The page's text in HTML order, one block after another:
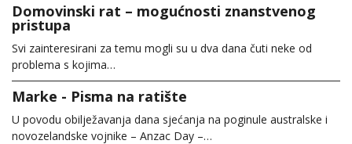
Domovinski rat – mogućnosti znanstvenog
pristupa
Svi zainteresirani za temu mogli su u dva dana čuti neke od
problema s kojima…
Marke - Pisma na ratište
U povodu obilježavanja dana sjećanja na poginule australske i
novozelandske vojnike – Anzac Day –…